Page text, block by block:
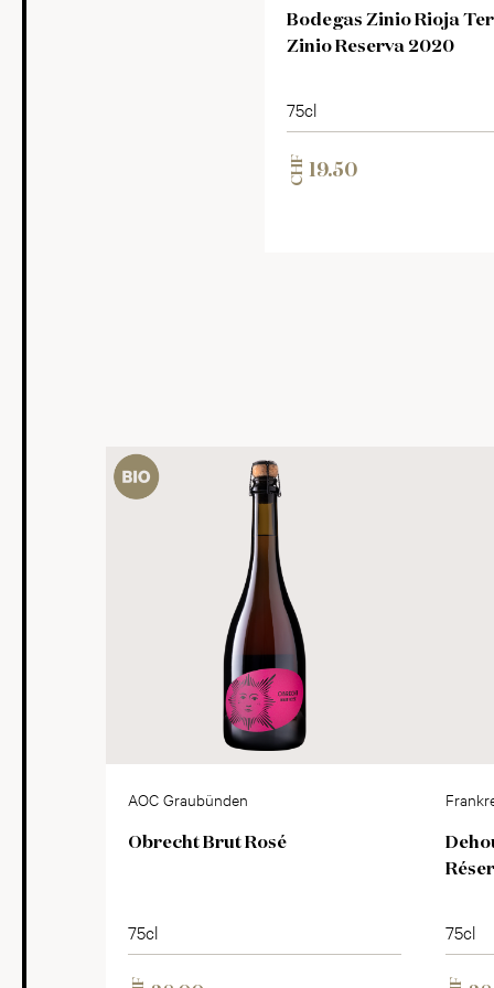
Bodegas Zinio Rioja
Zinio Reserva 2020
75cl
CHF 19.50
AOC Graubünden
Obrecht Brut Rosé
75cl 75cl